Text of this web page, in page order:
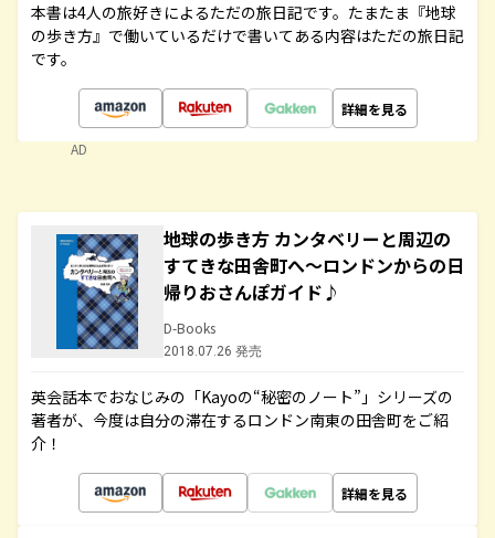
本書は4人の旅好きによるただの旅日記です。たまたま『地球
の歩き方』で働いているだけで書いてある内容はただの旅日記
です。
詳細を見る
AD
地球の歩き方 カンタベリーと周辺の
すてきな田舎町へ～ロンドンからの日
帰りおさんぽガイド♪
D-Books
2018.07.26 発売
英会話本でおなじみの「Kayoの“秘密のノート”」シリーズの
著者が、今度は自分の滞在するロンドン南東の田舎町をご紹
介！
詳細を見る